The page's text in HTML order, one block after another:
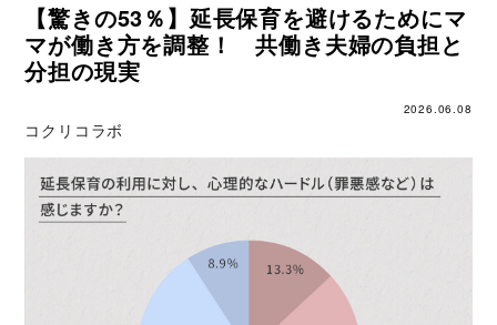
【驚きの53％】延長保育を避けるためにマ
マが働き方を調整！ 共働き夫婦の負担と
分担の現実
2026.06.08
コクリコラボ